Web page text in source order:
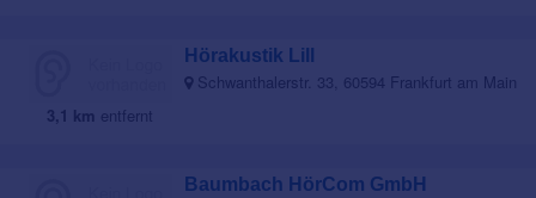
3,1 km entfernt
Hörakustik Lill
Schwanthalerstr. 33, 60594 Frankfurt am Main
Baumbach HörCom GmbH